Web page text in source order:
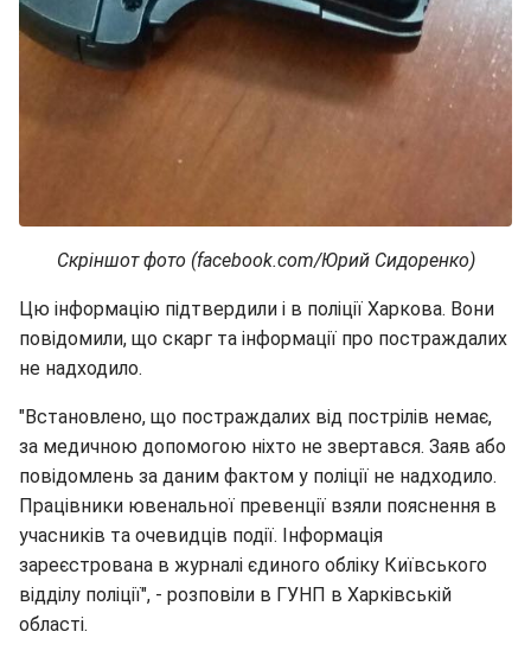
Скріншот фото (facebook.com/Юрий Сидоренко)
Цю інформацію підтвердили і в поліції Харкова. Вони
повідомили, що скарг та інформації про постраждалих
не надходило.
"Встановлено, що постраждалих від пострілів немає,
за медичною допомогою ніхто не звертався. Заяв або
повідомлень за даним фактом у поліції не надходило.
Працівники ювенальної превенції взяли пояснення в
учасників та очевидців події. Інформація
зареєстрована в журналі єдиного обліку Київського
відділу поліції", - розповіли в ГУНП в Харківській
області.